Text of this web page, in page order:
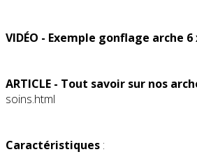
VIDÉO - Exemple gonflage arche 6
ARTICLE - Tout savoir sur nos
soins.html
Caractéristiques :